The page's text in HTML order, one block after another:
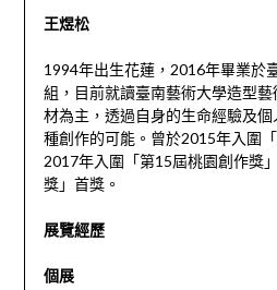
王煜松
1994年出生花蓮，2016年畢業於
組，目前就讀臺南藝術大學造型
材為主，透過自身的生命經驗及
種創作的可能。曾於2015年入圍
2017年入圍「第15屆桃園創作獎
獎」首獎。
展覽經歷
個展